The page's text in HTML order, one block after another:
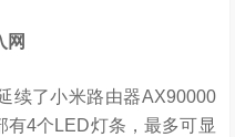
网
续了小米路由器AX90000
有4个LED灯条，最多可显